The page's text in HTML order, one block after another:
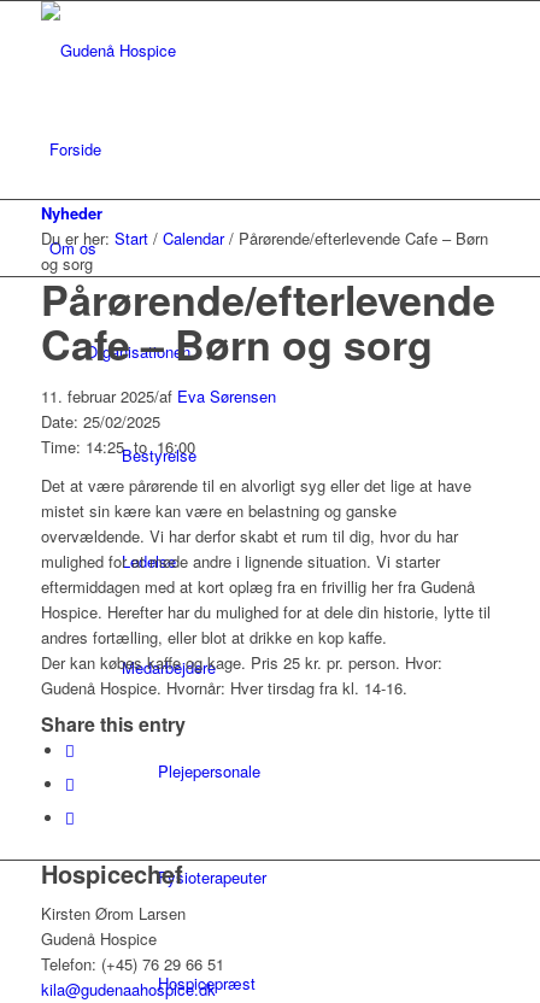
Forside
Om os
Organisationen
Bestyrelse
Ledelse
Medarbejdere
Plejepersonale
Fysioterapeuter
Hospicepræst
Nyheder
Du er her: Start / Calendar / Pårørende/efterlevende Cafe – Børn
og sorg
Pårørende/efterlevende
Cafe – Børn og sorg
11. februar 2025/af Eva Sørensen
Date: 25/02/2025
Time: 14:25 to 16:00
Det at være pårørende til en alvorligt syg eller det lige at have
mistet sin kære kan være en belastning og ganske
overvældende. Vi har derfor skabt et rum til dig, hvor du har
mulighed for at møde andre i lignende situation. Vi starter
eftermiddagen med at kort oplæg fra en frivillig her fra Gudenå
Hospice. Herefter har du mulighed for at dele din historie, lytte til
andres fortælling, eller blot at drikke en kop kaffe.
Der kan købes kaffe og kage. Pris 25 kr. pr. person. Hvor:
Gudenå Hospice. Hvornår: Hver tirsdag fra kl. 14-16.
Share this entry
Hospicechef
Kirsten Ørom Larsen
Gudenå Hospice
Telefon: (+45) 76 29 66 51
kila@gudenaahospice.dk